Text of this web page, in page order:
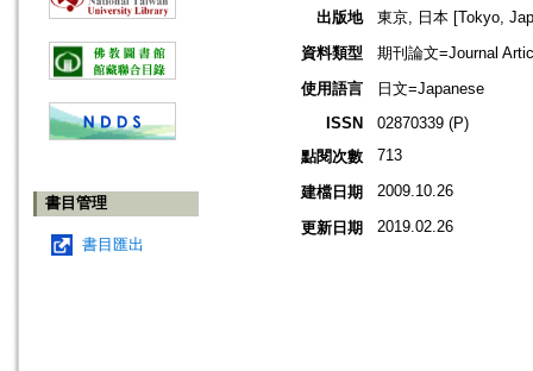
書目管理
書目匯出
出版地
東京, 日本 [Tokyo,
資料類型
期刊論文=Journal
使用語言
日文=Japanese
ISSN
02870339 (P)
點閱次數
713
建檔日期 2009.10.26
更新日期 2019.02.26